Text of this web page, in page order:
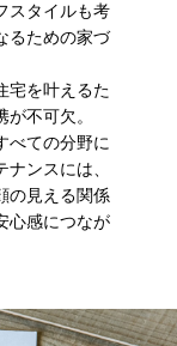
スタイルも考
るための家づ
宅を叶えるた
不可欠。
べての分野に
ンスには、
の見える関係
心感につなが